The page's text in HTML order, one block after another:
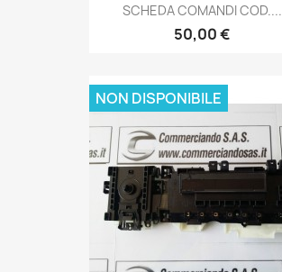
SCHEDA COMANDI COD....
50,00 €
NON DISPONIBILE